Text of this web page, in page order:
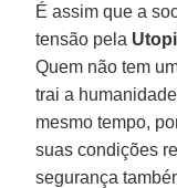
É assim que a
tensão pela
Quem não tem
trai a
mesmo tempo,
suas condições
segurança